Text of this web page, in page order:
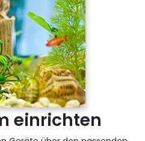
einrichten